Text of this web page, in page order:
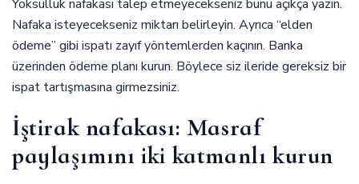
Yoksulluk nafakası talep etmeyecekseniz bunu açıkça yazın.
Nafaka isteyecekseniz miktarı belirleyin. Ayrıca “elden
ödeme” gibi ispatı zayıf yöntemlerden kaçının. Banka
üzerinden ödeme planı kurun. Böylece siz ileride gereksiz bir
ispat tartışmasına girmezsiniz.
İştirak nafakası: Masraf
paylaşımını iki katmanlı kurun